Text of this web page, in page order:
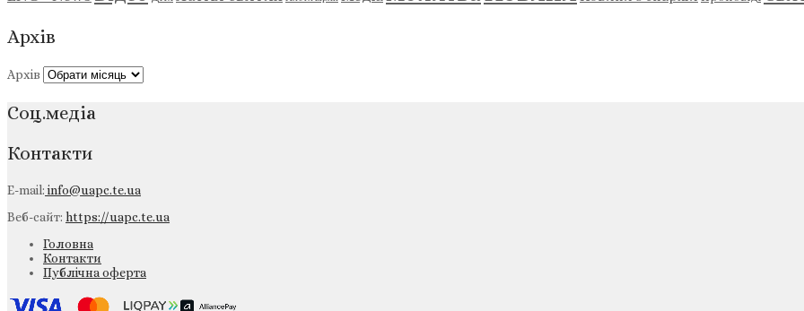
Архів
Архів
Соц.медіа
Контакти
E-mail:info@uapc.te.ua
Веб-сайт: https://uapc.te.ua
Головна
Контакти
Публічна оферта